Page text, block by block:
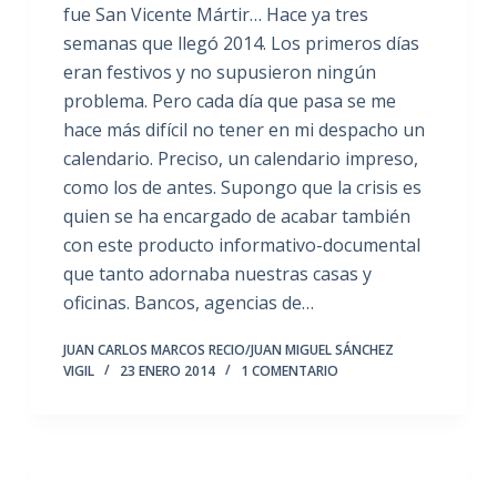
fue San Vicente Mártir… Hace ya tres
semanas que llegó 2014. Los primeros días
eran festivos y no supusieron ningún
problema. Pero cada día que pasa se me
hace más difícil no tener en mi despacho un
calendario. Preciso, un calendario impreso,
como los de antes. Supongo que la crisis es
quien se ha encargado de acabar también
con este producto informativo-documental
que tanto adornaba nuestras casas y
oficinas. Bancos, agencias de…
JUAN CARLOS MARCOS RECIO/JUAN MIGUEL SÁNCHEZ
VIGIL
23 ENERO 2014 1 COMENTARIO